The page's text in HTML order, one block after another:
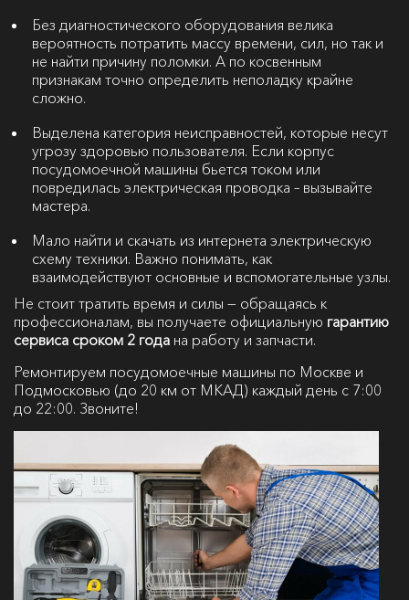
Без диагностического оборудования велика
вероятность потратить массу времени, сил, но так и
не найти причину поломки. А по косвенным
признакам точно определить неполадку крайне
сложно.
Выделена категория неисправностей, которые несут
угрозу здоровью пользователя. Если корпус
посудомоечной машины бьется током или
повредилась электрическая проводка – вызывайте
мастера.
Мало найти и скачать из интернета электрическую
схему техники. Важно понимать, как
взаимодействуют основные и вспомогательные узлы.
Не стоит тратить время и силы — обращаясь к
профессионалам, вы получаете официальную гарантию
сервиса сроком 2 года на работу и запчасти.
Ремонтируем посудомоечные машины по Москве и
Подмосковью (до 20 км от МКАД) каждый день с 7:00
до 22:00. Звоните!